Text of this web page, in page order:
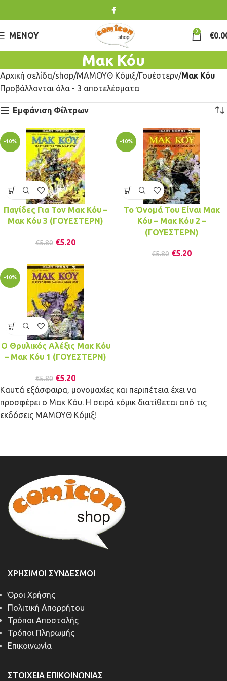
ΜΕΝΟΎ 0 €
Μακ Κόυ
Αρχική σελίδα shop ΜΑΜΟΥΘ Κόμιξ Γουέστερν Μακ Κόυ
Προβάλλονται όλα - 3 αποτελέσματα
Εμφάνιση Φίλτρων
-10%
Παγίδες Για Τον Μακ Κόυ –
Μακ Κόυ 3 (ΓΟΥΕΣΤΕΡΝ)
€5.80 €5.20
-10%
Το Όνομά Του Είναι Μακ
Κόυ – Μακ Κόυ 2 –
(ΓΟΥΕΣΤΕΡΝ)
€5.80 €5.20
-10%
Ο Θρυλικός Αλέξις Μακ Κόυ
– Μακ Κόυ 1 (ΓΟΥΕΣΤΕΡΝ)
€5.80 €5.20
Καυτά εξάσφαιρα, μονομαχίες και περιπέτεια έχει να
προσφέρει ο Μακ Κόυ. Η σειρά κόμικ διατίθεται από τις
εκδόσεις ΜΑΜΟΥΘ Κόμιξ!
ΧΡΉΣΙΜΟΙ ΣΎΝΔΕΣΜΟΙ
Όροι Χρήσης
Πολιτική Απορρήτου
Τρόποι Αποστολής
Τρόποι Πληρωμής
Επικοινωνία
ΣΤΟΙΧΕΊΑ ΕΠΙΚΟΙΝΩΝΊΑΣ